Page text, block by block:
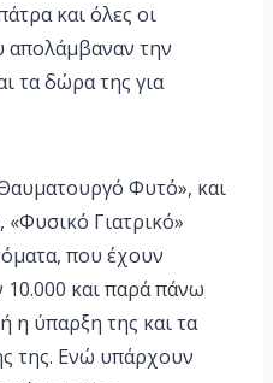
και όλες οι
απολάμβαναν την
τα δώρα της για
Φυτό», και
Γιατρικό»
που έχουν
10.000 και παρά πάνω
η ύπαρξη της και τα
της. Ενώ υπάρχουν